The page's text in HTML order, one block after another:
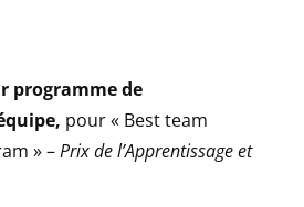
programme de
, pour « Best team
» –Prix de l’Apprentissage et